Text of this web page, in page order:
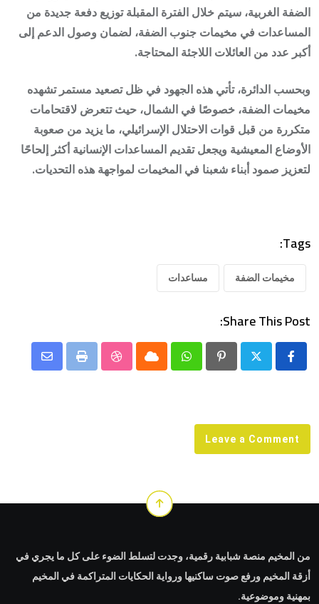
الضفة الغربية، سيتم خلال الفترة المقبلة توزيع دفعة جديدة من
المساعدات في مخيمات جنوب الضفة، لضمان وصول الدعم إلى
أكبر عدد من العائلات اللاجئة المحتاجة.
وبحسب الدائرة، تأتي هذه الجهود في ظل تصعيد مستمر تشهده
مخيمات الضفة، خصوصًا في الشمال، حيث تتعرض لاقتحامات
متكررة من قبل قوات الاحتلال الإسرائيلي، ما يزيد من صعوبة
الأوضاع المعيشية ويجعل تقديم المساعدات الإنسانية أكثر إلحاحًا
لتعزيز صمود أبناء شعبنا في المخيمات لمواجهة هذه التحديات.
Tags:
مخيمات الضفة مساعدات
Share This Post:
Pinterest
Whatsapp
Cloud
StumbleUpon
Print
Share
Leave a Comment
من المخيم منصة شبابية رقمية، وجدت لتسلط الضوء على كل ما يجري في
أزقة المخيم ورفع صوت ساكنيها ورواية الحكايات المتراكمة في المخيم
بمهنية وموضوعية.